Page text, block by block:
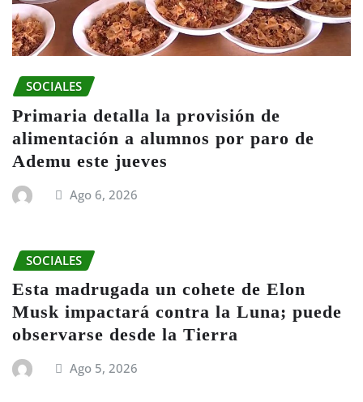
SOCIALES
Primaria detalla la provisión de
alimentación a alumnos por paro de
Ademu este jueves
Ago 6, 2026
SOCIALES
Esta madrugada un cohete de Elon
Musk impactará contra la Luna; puede
observarse desde la Tierra
Ago 5, 2026